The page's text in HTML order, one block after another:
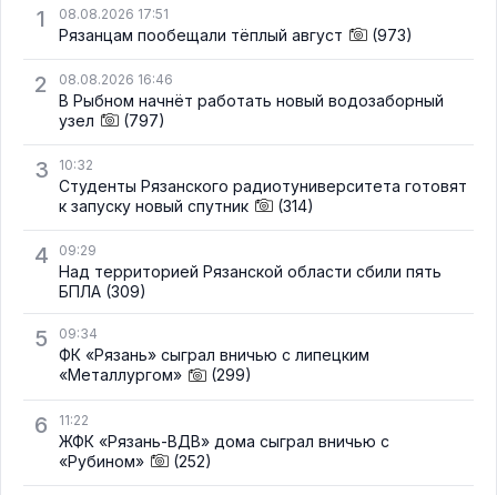
1
08.08.2026 17:51
Рязанцам пообещали тёплый август (973)
2 08.08.2026 16:46
В Рыбном начнёт работать новый водозаборный
узел
(797)
3 10:32
Студенты Рязанского радиотуниверситета готовят
к запуску новый спутник
(314)
4 09:29
Над территорией Рязанской области сбили пять
БПЛА (309)
5 09:34
ФК «Рязань» сыграл вничью с липецким
«Металлургом»
(299)
6 11:22
ЖФК «Рязань-ВДВ» дома сыграл вничью с
«Рубином»
(252)